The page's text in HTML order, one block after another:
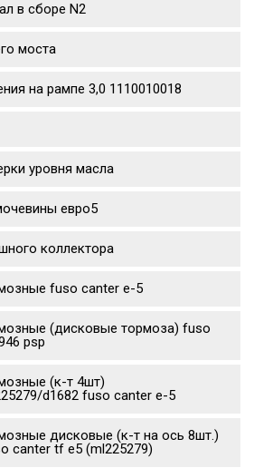
в сборе N2
моста
на рампе 3,0 1110010018
уровня масла
евро5
коллектора
fuso canter e-5
(дисковые тормоза) fuso
psp
(к-т 4шт)
d1682 fuso canter e-5
дисковые (к-т на ось 8шт.)
canter tf e5 (ml225279)